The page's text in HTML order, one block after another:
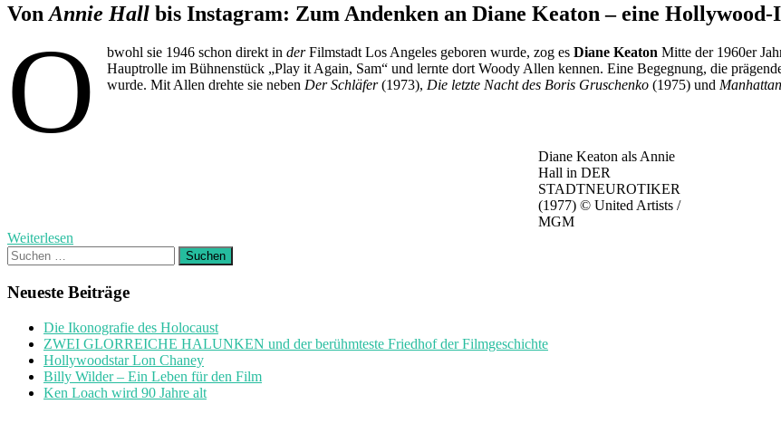
Von Annie Hall bis Instagram: Zum Andenken an Diane Keaton – eine
O bwohl sie 1946 schon direkt inderFilmstadt Los Angeles geboren wurde, zog esDiane Keaton Mitte der 1960er
Hauptrolle im Bühnenstück „Play it Again, Sam“ und lernte dort Woody Allen kennen. Eine Begegnung, die
wurde. Mit Allen drehte sie neben Der Schläfer(1973), Die letzte Nacht des Boris Gruschenko (1975) und Manhattan
Diane Keaton als Annie
Hall in DER
STADTNEUROTIKER
(1977) © United Artists /
MGM
Weiterlesen
Suchen
nach:
Neueste Beiträge
Die Ikonografie des Holocaust
ZWEI GLORREICHE HALUNKEN und der berühmteste Friedhof der Filmgeschichte
Hollywoodstar Lon Chaney
Billy Wilder – Ein Leben für den Film
Ken Loach wird 90 Jahre alt